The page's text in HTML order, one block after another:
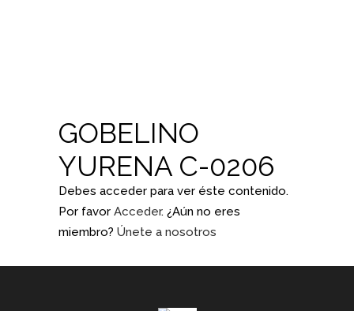
GOBELINO
YURENA C-0206
Debes acceder para ver éste contenido.
Por favor Acceder. ¿Aún no eres
miembro? Únete a nosotros